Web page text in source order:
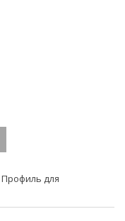
Профиль для